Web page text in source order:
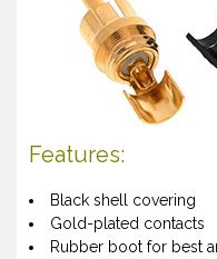
Features:
Black shell covering
Gold-plated contacts
Rubber boot for best